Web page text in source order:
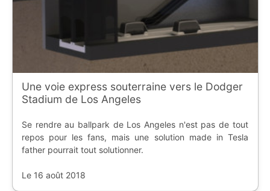
Une voie express souterraine vers le Dodger
Stadium de Los Angeles
Se rendre au ballpark de Los Angeles n'est pas de tout
repos pour les fans, mais une solution made in Tesla
father pourrait tout solutionner.
Le 16 août 2018